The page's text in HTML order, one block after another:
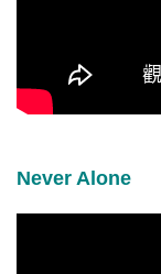
Never Alone